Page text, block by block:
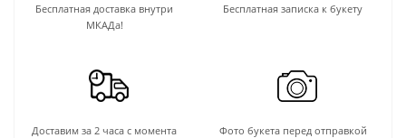
Бесплатная доставка внутри
МКАДа!
Бесплатная записка к букету
Доставим за 2 часа с момента
Фото букета перед отправкой